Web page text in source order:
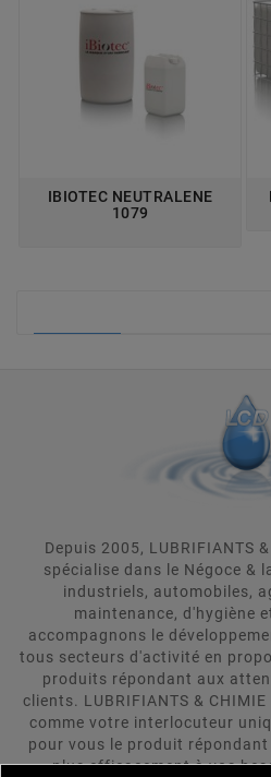
IBIOTEC NEUTRALENE
1079
Depuis 2005, LUBRIFIANTS
spécialise dans le Négoce &
industriels, automobiles,
maintenance, d'hygiène
accompagnons le
tous secteurs d'activité en
produits répondant aux
clients. LUBRIFIANTS &
comme votre interlocuteur
pour vous le produit
plus efficacement à vos